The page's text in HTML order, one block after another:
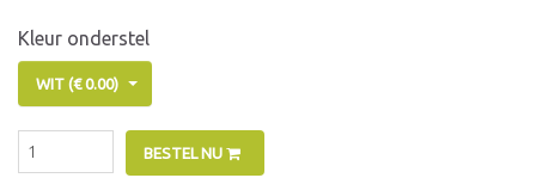
Kleur onderstel
WIT (€ 0.00)
BESTEL NU